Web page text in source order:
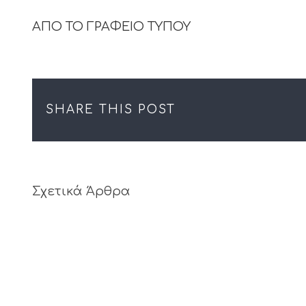
ΑΠΟ ΤΟ ΓΡΑΦΕΙΟ ΤΥΠΟΥ
SHARE THIS POST
Σχετικά Άρθρα